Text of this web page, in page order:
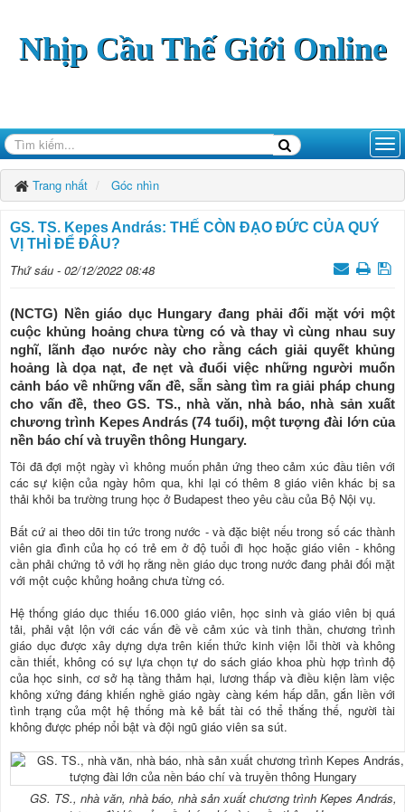
Nhịp Cầu Thế Giới Online
Trang nhất Góc nhìn
GS. TS. Kepes András: THẾ CÒN ĐẠO ĐỨC CỦA QUÝ
VỊ THÌ ĐỂ ĐÂU?
Thứ sáu - 02/12/2022 08:48
(NCTG) Nền giáo dục Hungary đang phải đối mặt với một
cuộc khủng hoảng chưa từng có và thay vì cùng nhau suy
nghĩ, lãnh đạo nước này cho rằng cách giải quyết khủng
hoảng là dọa nạt, đe nẹt và đuổi việc những người muốn
cảnh báo về những vấn đề, sẵn sàng tìm ra giải pháp chung
cho vấn đề, theo GS. TS., nhà văn, nhà báo, nhà sản xuất
chương trình Kepes András (74 tuổi), một tượng đài lớn của
nền báo chí và truyền thông Hungary.
Tôi đã đợi một ngày vì không muốn phản ứng theo cảm xúc đầu tiên với
các sự kiện của ngày hôm qua, khi lại có thêm 8 giáo viên khác bị sa
thải khỏi ba trường trung học ở Budapest theo yêu cầu của Bộ Nội vụ.
Bất cứ ai theo dõi tin tức trong nước - và đặc biệt nếu trong số các thành
viên gia đình của họ có trẻ em ở độ tuổi đi học hoặc giáo viên - không
cần phải chứng tỏ với họ rằng nền giáo dục trong nước đang phải đối mặt
với một cuộc khủng hoảng chưa từng có.
Hệ thống giáo dục thiếu 16.000 giáo viên, học sinh và giáo viên bị quá
tải, phải vật lộn với các vấn đề về cảm xúc và tinh thần, chương trình
giáo dục được xây dựng dựa trên kiến thức kinh viện lỗi thời và không
cần thiết, không có sự lựa chọn tự do sách giáo khoa phù hợp trình độ
của học sinh, cơ sở hạ tầng thảm hại, lương thấp và điều kiện làm việc
không xứng đáng khiến nghề giáo ngày càng kém hấp dẫn, gắn liền với
tình trạng của một hệ thống mà kẻ bất tài có thể thắng thế, người tài
không được phép nổi bật và đội ngũ giáo viên sa sút.
GS. TS., nhà văn, nhà báo, nhà sản xuất chương trình Kepes András,